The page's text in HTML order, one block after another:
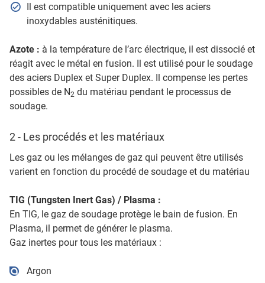
Il est compatible uniquement avec les aciers
inoxydables austénitiques.
Azote : à la température de l’arc électrique, il est dissocié et
réagit avec le métal en fusion. Il est utilisé pour le soudage
des aciers Duplex et Super Duplex. Il compense les pertes
possibles de N2 du matériau pendant le processus de
soudage.
2 - Les procédés et les matériaux
Les gaz ou les mélanges de gaz qui peuvent être utilisés
varient en fonction du procédé de soudage et du matériau
TIG (Tungsten Inert Gas) / Plasma :
En TIG, le gaz de soudage protège le bain de fusion. En
Plasma, il permet de générer le plasma.
Gaz inertes pour tous les matériaux :
Argon